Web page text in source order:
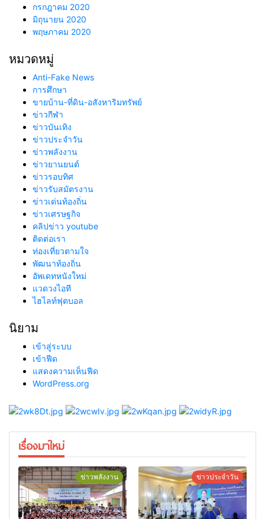
กรกฎาคม 2020
มิถุนายน 2020
พฤษภาคม 2020
หมวดหมู่
Anti-Fake News
การศึกษา
ขายบ้าน-ที่ดิน-อสังหาริมทรัพย์
ข่าวกีฬา
ข่าวบันเทิง
ข่าวประจำวัน
ข่าวพลังงาน
ข่าวยานยนต์
ข่าวรอบทิศ
ข่าวรับสมัตรงาน
ข่าวเด่นท้องถิ่น
ข่าวเศรษฐกิจ
คลิปข่าว youtube
ติดต่อเรา
ท่องเที่ยวตามใจ
พัฒนาท้องถิ่น
อัพเดทหนังใหม่
แวดวงไอที
ไฮไลท์ฟุตบอล
นิยาม
เข้าสู่ระบบ
เข้าฟีด
แสดงความเห็นฟีด
WordPress.org
เรื่องมาใหม่
ข่าวพลังงาน ข่าวประจำวัน